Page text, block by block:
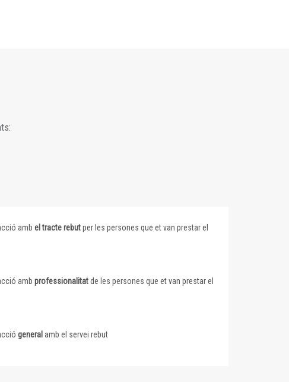
amb el tracte rebutper les persones que et van prestar el
amb professionalitatde les persones que et van prestar el
general amb el servei rebut